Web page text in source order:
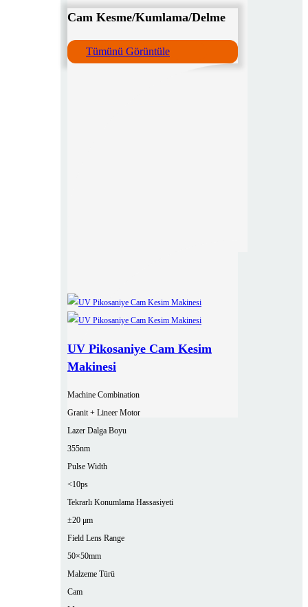
Cam Kesme/Kumlama/Delme
Tümünü Görüntüle
UV Pikosaniye Cam Kesim
Makinesi
Machine Combination
Granit + Lineer Motor
Lazer Dalga Boyu
355nm
Pulse Width
<10ps
Tekrarlı Konumlama Hassasiyeti
±20 μm
Field Lens Range
50×50mm
Malzeme Türü
Cam